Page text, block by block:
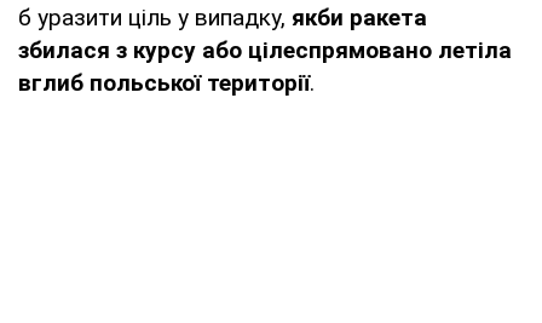
б уразити ціль у випадку, якби ракета
збилася з курсу або цілеспрямовано летіла
вглиб польської території.